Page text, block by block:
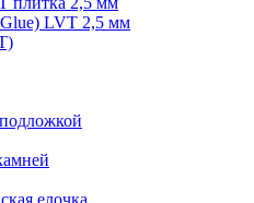
LVT 2,5 мм
елочка